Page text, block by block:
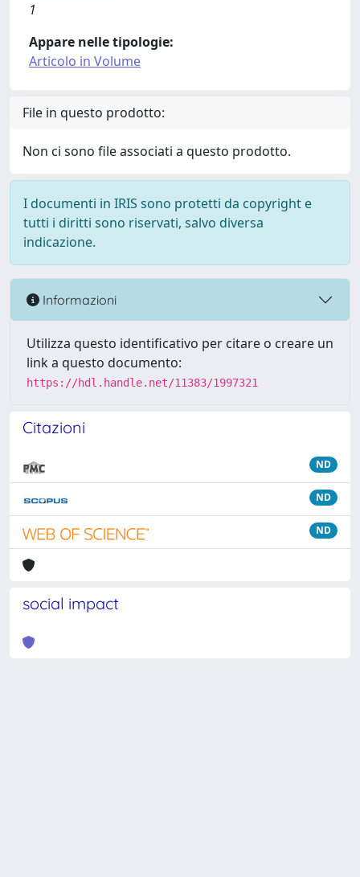
1
Appare nelle tipologie:
Articolo in Volume
File in questo prodotto:
Non ci sono file associati a questo prodotto.
I documenti in IRIS sono protetti da copyright e
tutti i diritti sono riservati, salvo diversa
indicazione.
Informazioni
Utilizza questo identificativo per citare o creare un
link a questo documento:
https://hdl.handle.net/11383/1997321
Citazioni
ND
ND
ND
social impact